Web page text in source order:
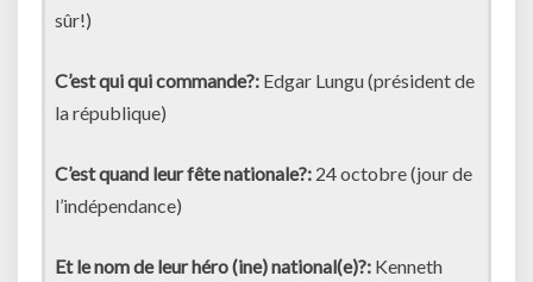
sûr!)
C’est qui qui commande?: Edgar Lungu (président de
la république)
C’est quand leur fête nationale?: 24 octobre (jour de
l’indépendance)
Et le nom de leur héro (ine) national(e)?: Kenneth